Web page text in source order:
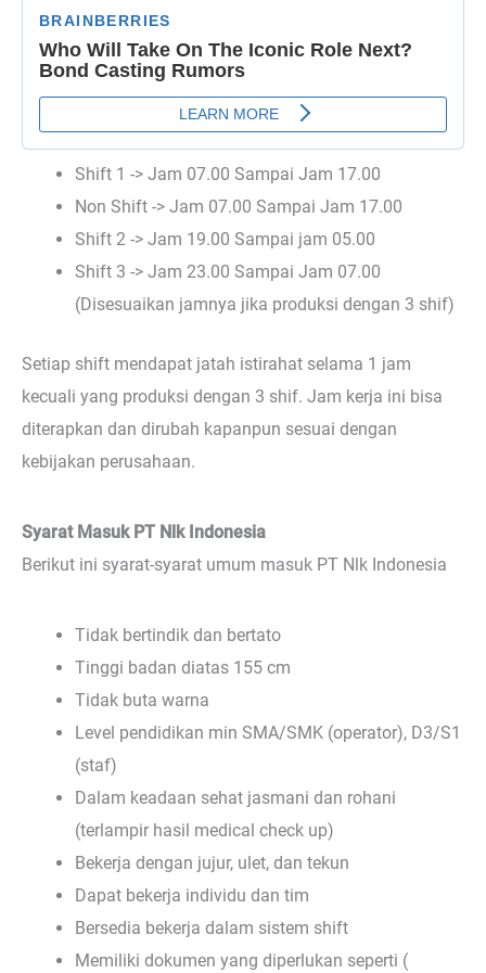
Shift 1 -> Jam 07.00 Sampai Jam 17.00
Non Shift -> Jam 07.00 Sampai Jam 17.00
Shift 2 -> Jam 19.00 Sampai jam 05.00
Shift 3 -> Jam 23.00 Sampai Jam 07.00
(Disesuaikan jamnya jika produksi dengan 3 shif)
Setiap shift mendapat jatah istirahat selama 1 jam
kecuali yang produksi dengan 3 shif. Jam kerja ini bisa
diterapkan dan dirubah kapanpun sesuai dengan
kebijakan perusahaan.
Syarat Masuk PT Nlk Indonesia
Berikut ini syarat-syarat umum masuk PT Nlk Indonesia
Tidak bertindik dan bertato
Tinggi badan diatas 155 cm
Tidak buta warna
Level pendidikan min SMA/SMK (operator), D3/S1
(staf)
Dalam keadaan sehat jasmani dan rohani
(terlampir hasil medical check up)
Bekerja dengan jujur, ulet, dan tekun
Dapat bekerja individu dan tim
Bersedia bekerja dalam sistem shift
Memiliki dokumen yang diperlukan seperti (